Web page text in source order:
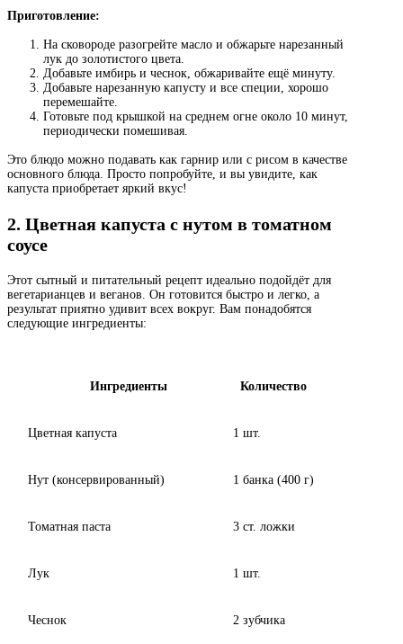
Приготовление:
На сковороде разогрейте масло и обжарьте нарезанный
лук до золотистого цвета.
Добавьте имбирь и чеснок, обжаривайте ещё минуту.
Добавьте нарезанную капусту и все специи, хорошо
перемешайте.
Готовьте под крышкой на среднем огне около 10 минут,
периодически помешивая.
Это блюдо можно подавать как гарнир или с рисом в качестве
основного блюда. Просто попробуйте, и вы увидите, как
капуста приобретает яркий вкус!
2. Цветная капуста с нутом в томатном
соусе
Этот сытный и питательный рецепт идеально подойдёт для
вегетарианцев и веганов. Он готовится быстро и легко, а
результат приятно удивит всех вокруг. Вам понадобятся
следующие ингредиенты:
Ингредиенты Количество
Цветная капуста 1 шт.
Нут (консервированный) 1 банка (400 г)
Томатная паста 3 ст. ложки
Лук 1 шт.
Чеснок 2 зубчика